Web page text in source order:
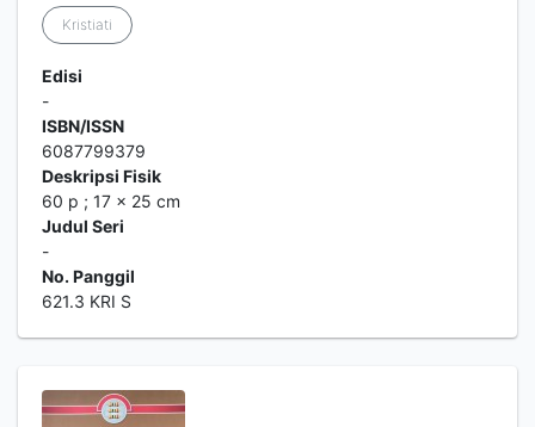
Kristiati
Edisi
-
ISBN/ISSN
6087799379
Deskripsi Fisik
60 p ; 17 x 25 cm
Judul Seri
-
No. Panggil
621.3 KRI S